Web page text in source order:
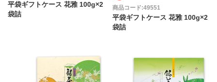
平袋ギフトケース 花雅 100g×2
袋詰
商品コード:49551
平袋ギフトケース 花雅 100g×2
袋詰